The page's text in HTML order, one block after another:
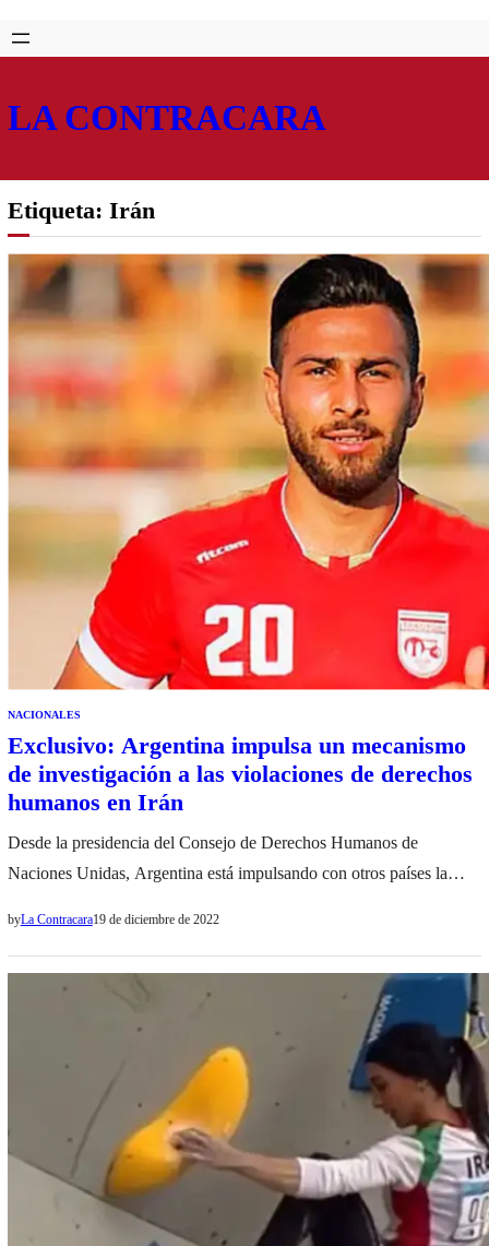
Saltar
al
Skip
to
LA CONTRACARA
Etiqueta: Irán
NACIONALES
Exclusivo: Argentina impulsa un mecanismo
de investigación a las violaciones de derechos
humanos en Irán
Desde la presidencia del Consejo de Derechos Humanos de
Naciones Unidas, Argentina está impulsando con otros países la
pudo saber Página12, esto es resultado de la primera sesión especial
byLa Contracara19 de diciembre de 2022